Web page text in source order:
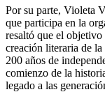
Por su parte, Violeta
que participa en la
resaltó que el
creación literaria de
200 años de
comienzo de la
legado a las